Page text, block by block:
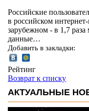
Российские
в российском
зарубежном - в 1,7
данные…
Добавить в закладки:
Рейтинг
Возврат к списку
АКТУАЛЬНЫЕ